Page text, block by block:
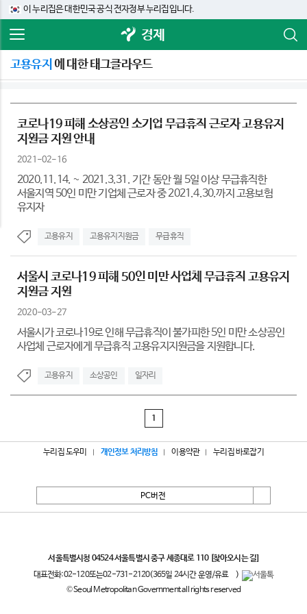
이 누리집은 대한민국 공식 전자정부 누리집입니다.
경제
고용유지 에 대한 태그클라우드
코로나19 피해 소상공인 소기업 무급휴직 근로자 고용유지
지원금 지원 안내
2021-02-16
2020.11.14. ~ 2021.3.31. 기간 동안 월 5일 이상 무급휴직한
서울지역 50인 미만 기업체 근로자 중 2021.4.30.까지 고용보험
유지자
고용유지 고용유지지원금 무급휴직
서울시 코로나19 피해 50인 미만 사업체 무급휴직 고용유지
지원금 지원
2020-03-27
서울시가 코로나19로 인해 무급휴직이 불가피한 5인 미만 소상공인
사업체 근로자에게 무급휴직 고용유지지원금을 지원합니다.
고용유지 소상공인 일자리
1
누리집 도우미 개인정보 처리방침 이용약관 누리집 바로잡기
PC버전
서울특별시청 04524 서울특별시 중구 세종대로 110 [찾아오시는 길]
대표전화:02-120또는02-731-2120(365일 24시간 운영/유료
)
© Seoul Metropolitan Government all rights reserved